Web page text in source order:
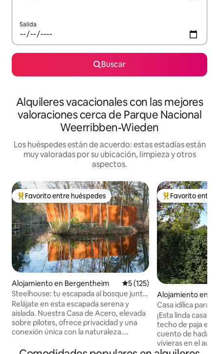
Salida
Buscar
Alquileres vacacionales con las mejores
valoraciones cerca de Parque Nacional
Weerribben-Wieden
Los huéspedes están de acuerdo: estas estadías están
muy valoradas por su ubicación, limpieza y otros
aspectos.
Favorito entre huéspedes preferido
Favorito entre huéspedes
Alojamiento en Bergentheim Calificación promedio: 5 de
5 (125)
Steelhouse: tu escapada al bosque junto
al lago
Relájate en esta escapada serena y
aislada. Nuestra Casa de Acero, elevada
sobre pilotes, ofrece privacidad y una
conexión única con la naturaleza.
tranquilo. En su punto más alto sobre el
Favorito entre
Favorito entre
Alojamiento en
Casa idílica para
¡Esta linda casa
techo de paja es
cuento de hadas!
vivieras en el